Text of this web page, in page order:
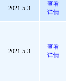
2021-5-3
查看
详情
2021-5-3
查看
详情